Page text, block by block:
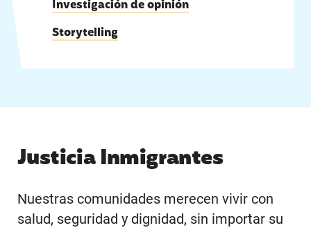
Investigación de opinión
Storytelling
Justicia Inmigrantes
Nuestras comunidades merecen vivir con
salud, seguridad y dignidad, sin importar su